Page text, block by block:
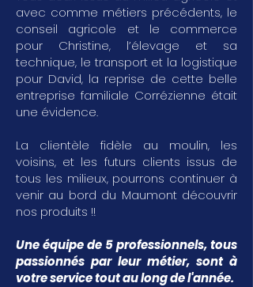
avec comme métiers précédents, le
conseil agricole et le commerce
pour Christine, l’élevage et sa
technique, le transport et la logistique
pour David, la reprise de cette belle
entreprise familiale Corrézienne était
une évidence.
La clientèle fidèle au moulin, les
voisins, et les futurs clients issus de
tous les milieux, pourrons continuer à
venir au bord du Maumont découvrir
nos produits !!
Une équipe de 5 professionnels, tous
passionnés par leur métier, sont à
votre service tout au long de l'année.